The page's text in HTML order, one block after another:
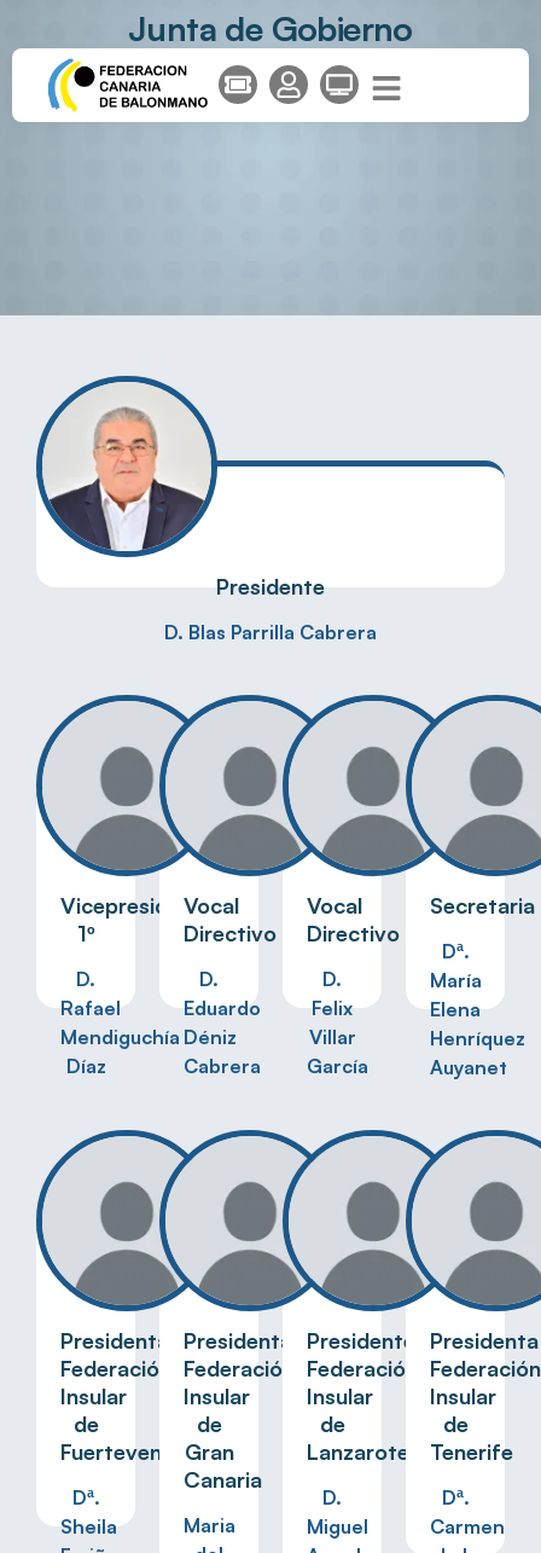
Junta de Gobierno
Presidente
D. Blas Parrilla Cabrera
Vicepresidente
1º
D.
Rafael
Mendiguchía
Díaz
Vocal
Directivo
D.
Eduardo
Déniz
Cabrera
Vocal
Directivo
D.
Felix
Villar
García
Secretaria
Dª.
María
Elena
Henríquez
Auyanet
Presidenta
Federación
Insular
de
Fuerteventura
Dª.
Sheila
Presidenta
Federación
Insular
de
Gran
Canaria
Maria
Presidente
Federación
Insular
de
Lanzarote
D.
Miguel
Presidenta
Federación
Insular
de
Tenerife
Dª.
Carmen